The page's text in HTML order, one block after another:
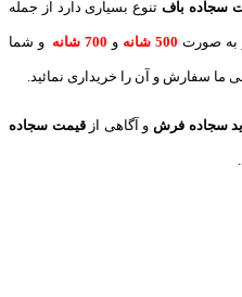
سجاده باف تنوع بسیاری دارد از جمله
به صورت 500 شانه و 700 شانه و شما
ما سفارش و آن را خریداری نمائید.
سجاده فرش و آگاهی ازقیمت سجاده